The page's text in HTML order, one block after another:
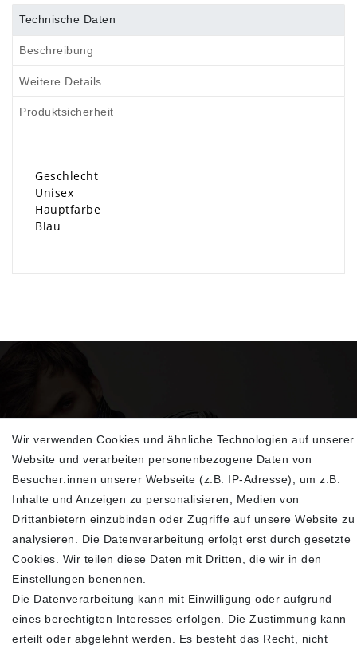
Technische Daten
Beschreibung
Weitere Details
Produktsicherheit
Geschlecht
Unisex
Hauptfarbe
Blau
Sehen Sie sich unsere neu eingetroffenen
Highlights an
Wir verwenden Cookies und ähnliche Technologien auf unserer
Website und verarbeiten personenbezogene Daten von
Besucher:innen unserer Webseite (z.B. IP-Adresse), um z.B.
Inhalte und Anzeigen zu personalisieren, Medien von
Drittanbietern einzubinden oder Zugriffe auf unsere Website zu
analysieren. Die Datenverarbeitung erfolgt erst durch gesetzte
Cookies. Wir teilen diese Daten mit Dritten, die wir in den
Einstellungen benennen.
Die Datenverarbeitung kann mit Einwilligung oder aufgrund
eines berechtigten Interesses erfolgen. Die Zustimmung kann
erteilt oder abgelehnt werden. Es besteht das Recht, nicht